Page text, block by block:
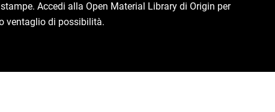
Accedi alla Open Material Library di Origin per
ventaglio di possibilità.